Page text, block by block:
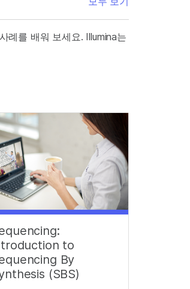
례를 배워 보세요. Illumina는
to
By
(SBS)